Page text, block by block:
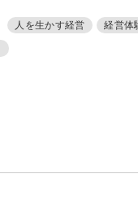
人を生かす経営 経営体